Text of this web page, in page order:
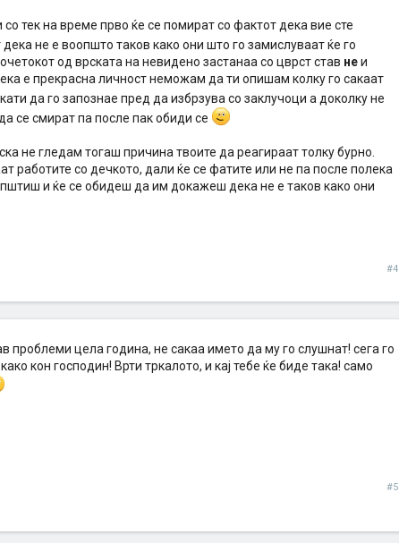
тек на време прво ќе се помират со фактот дека вие сте
не е воопшто таков како они што го замислуваат ќе го
од врската на невидено застанаа со цврст став неи
е прекрасна личност неможам да ти опишам колку го сакаат
да го запознае пред да избрзува со заклучоци а доколку не
се смират па после пак обиди се
не гледам тогаш причина твоите да реагираат толку бурно.
работите со дечкото, дали ќе се фатите или не па после полека
и ќе се обидеш да им докажеш дека не е таков како они
#4
проблеми цела година, не сакаа името да му го слушнат! сега го
кон господин! Врти тркалото, и кај тебе ќе биде така! само
#5